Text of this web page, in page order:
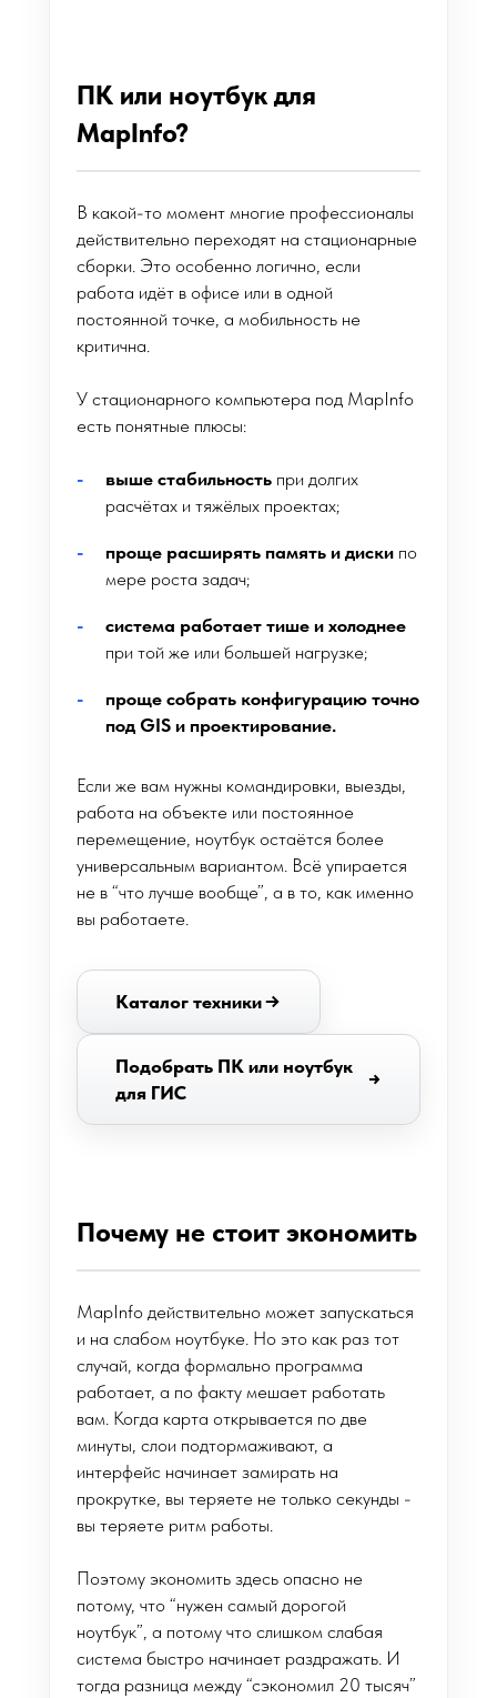
ПК или ноутбук для
MapInfo?
В какой-то момент многие профессионалы
действительно переходят на стационарные
сборки. Это особенно логично, если
работа идёт в офисе или в одной
постоянной точке, а мобильность не
критична.
У стационарного компьютера под MapInfo
есть понятные плюсы:
выше стабильность при долгих
расчётах и тяжёлых проектах;
проще расширять память и диски по
мере роста задач;
система работает тише и холоднее
при той же или большей нагрузке;
проще собрать конфигурацию точно
под GIS и проектирование.
Если же вам нужны командировки, выезды,
работа на объекте или постоянное
перемещение, ноутбук остаётся более
универсальным вариантом. Всё упирается
не в “что лучше вообще”, а в то, как именно
вы работаете.
Каталог техники
Подобрать ПК или ноутбук
для ГИС
Почему не стоит экономить
MapInfo действительно может запускаться
и на слабом ноутбуке. Но это как раз тот
случай, когда формально программа
работает, а по факту мешает работать
вам. Когда карта открывается по две
минуты, слои подтормаживают, а
интерфейс начинает замирать на
прокрутке, вы теряете не только секунды -
вы теряете ритм работы.
Поэтому экономить здесь опасно не
потому, что “нужен самый дорогой
ноутбук”, а потому что слишком слабая
система быстро начинает раздражать. И
тогда разница между “сэкономил 20 тысяч”